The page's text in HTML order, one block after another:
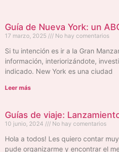
Guía de Nueva York: un
17 marzo, 2025 No hay comentarios
Si tu intención es ir a la Gran
información, interiorizándote,
indicado. New York es una ciudad
Leer más
Guías de viaje:
10 junio, 2024 No hay comentarios
Hola a todos! Les quiero contar
pude organizarme y encontrar el